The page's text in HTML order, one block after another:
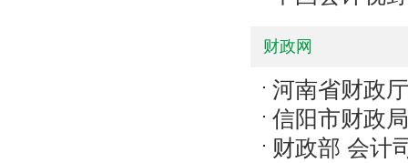
财政网
河南省财政厅
信阳市财政局
财政部 会计